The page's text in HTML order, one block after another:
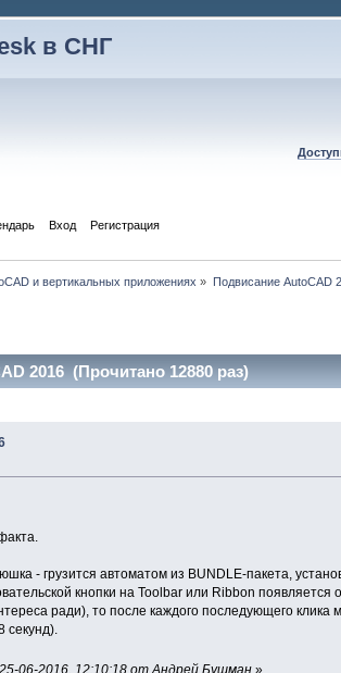
в СНГ
Вход Регистрация
и вертикальных приложениях » Подвисание AutoCAD
2016 (Прочитано 12880 раз)
- грузится автоматом из BUNDLE-пакета,
кнопки на Toolbar или Ribbon
ради), то после каждого последующего
секунд).
06-2016, 12:10:18 от Андрей Бушман »